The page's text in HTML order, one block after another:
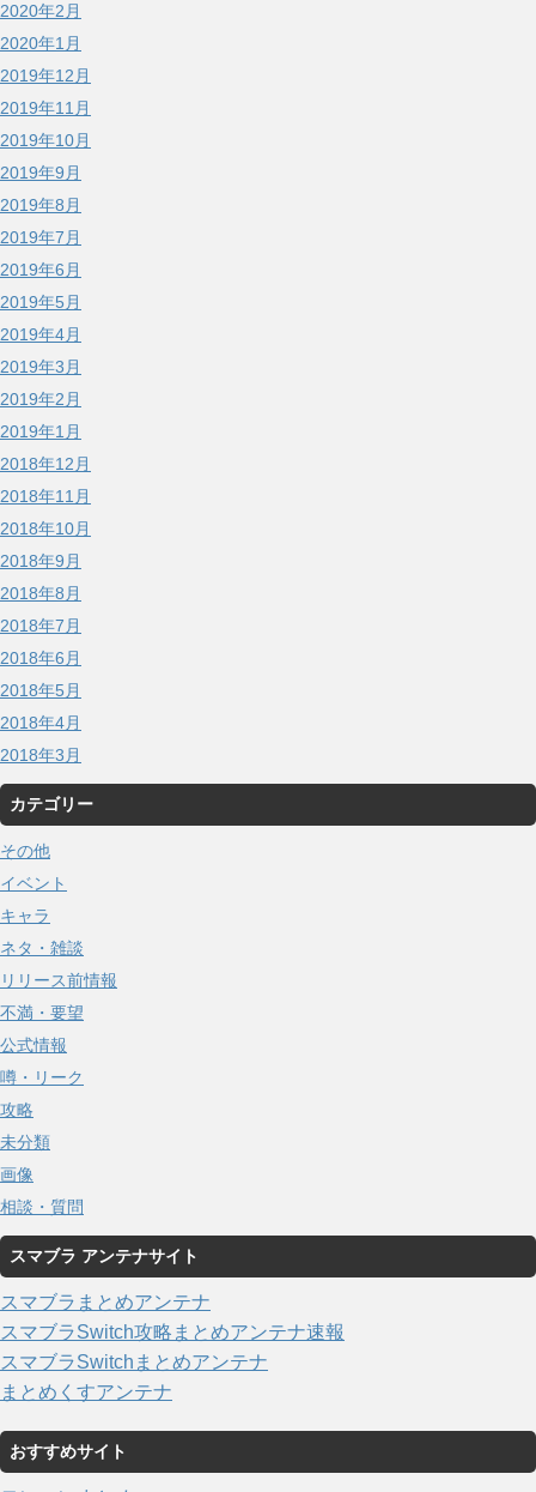
2020年2月
2020年1月
2019年12月
2019年11月
2019年10月
2019年9月
2019年8月
2019年7月
2019年6月
2019年5月
2019年4月
2019年3月
2019年2月
2019年1月
2018年12月
2018年11月
2018年10月
2018年9月
2018年8月
2018年7月
2018年6月
2018年5月
2018年4月
2018年3月
カテゴリー
その他
イベント
キャラ
ネタ・雑談
リリース前情報
不満・要望
公式情報
噂・リーク
攻略
未分類
画像
相談・質問
スマブラ アンテナサイト
スマブラまとめアンテナ
スマブラSwitch攻略まとめアンテナ速報
スマブラSwitchまとめアンテナ
まとめくすアンテナ
おすすめサイト